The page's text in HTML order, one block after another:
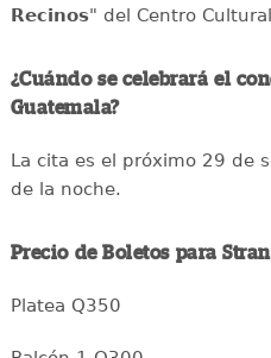
Recinos" del Centro
¿Cuándo se celebrará el
Guatemala?
La cita es el próximo 29 de
de la noche.
Precio de Boletos para
Platea Q350